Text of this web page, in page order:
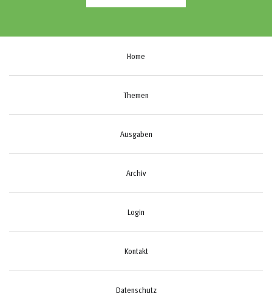
Home
Themen
Ausgaben
Archiv
Login
Kontakt
Datenschutz